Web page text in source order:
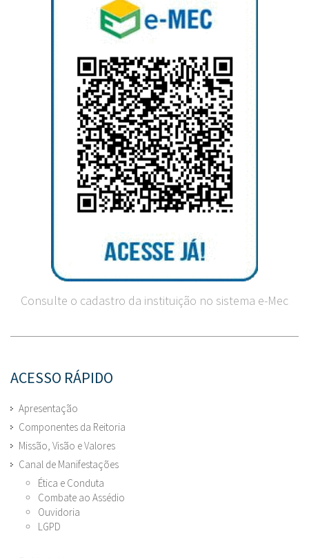
Consulte o cadastro da instituição no sistema e-Mec
ACESSO RÁPIDO
Apresentação
Componentes da Reitoria
Missão, Visão e Valores
Canal de Manifestações
Ética e Conduta
Combate ao Assédio
Ouvidoria
LGPD